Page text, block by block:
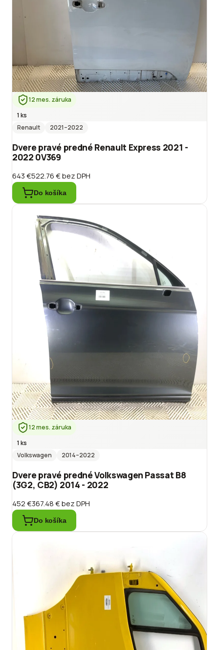
12 mes. záruka
1 ks
Renault
2021–2022
Dvere pravé predné Renault Express 2021 -
2022 0V369
643 €522.76 €bez DPH
Do košíka
12 mes. záruka
1 ks
Volkswagen
2014–2022
Dvere pravé predné Volkswagen Passat B8
(3G2, CB2) 2014 - 2022
452 €367.48 €bez DPH
Do košíka